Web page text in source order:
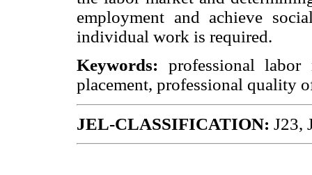
employment and achieve
individual work is required.
Keywords: professional
placement, professional quality
JEL-CLASSIFICATION: J23,